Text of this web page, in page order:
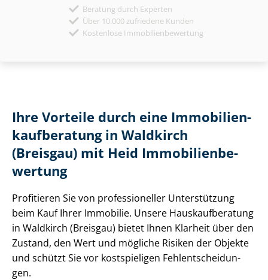
Beratung durch Experten
Über 10.000 zufriedene Kunden
Kostenlose Immobilienbewertung
Ihre Vorteile durch eine Im­mo­bi­li­en­
kauf­be­ra­tung in Waldkirch
(Breisgau) mit Heid Im­mo­bi­li­en­be­
wer­tung
Profitieren Sie von professioneller Unterstützung
beim Kauf Ihrer Immobilie. Unsere Haus­kauf­be­ra­tung
in Waldkirch (Breisgau) bietet Ihnen Klarheit über den
Zustand, den Wert und mögliche Risiken der Objekte
und schützt Sie vor kostspieligen Fehl­ent­schei­dun­
gen.